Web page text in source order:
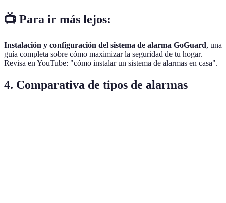
📺 Para ir más lejos:
Instalación y configuración del sistema de alarma GoGuard, una
guía completa sobre cómo maximizar la seguridad de tu hogar.
Revisa en YouTube: "cómo instalar un sistema de alarmas en casa".
4. Comparativa de tipos de alarmas